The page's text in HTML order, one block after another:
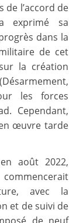
de l’accord de
exprimé sa
dans la
de cet
la création
les forces
Cependant,
œuvre tarde
août 2022,
avec la
et de suivi de